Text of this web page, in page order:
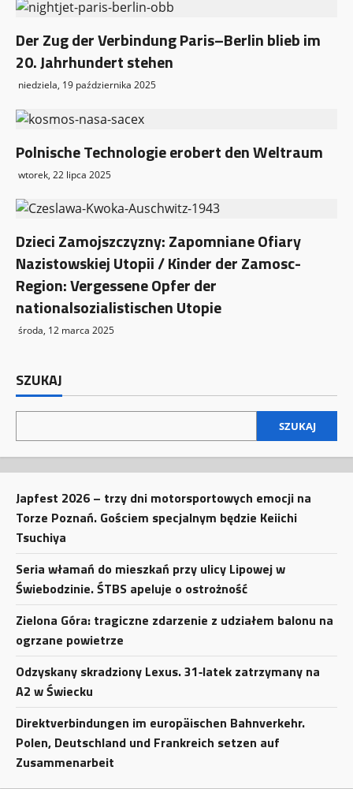
Der Zug der Verbindung Paris–Berlin blieb im
20. Jahrhundert stehen
niedziela, 19 października 2025
Polnische Technologie erobert den Weltraum
wtorek, 22 lipca 2025
Dzieci Zamojszczyzny: Zapomniane Ofiary
Nazistowskiej Utopii / Kinder der Zamosc-
Region: Vergessene Opfer der
nationalsozialistischen Utopie
środa, 12 marca 2025
SZUKAJ
SZUKAJ
Japfest 2026 – trzy dni motorsportowych emocji na
Torze Poznań. Gościem specjalnym będzie Keiichi
Tsuchiya
Seria włamań do mieszkań przy ulicy Lipowej w
Świebodzinie. ŚTBS apeluje o ostrożność
Zielona Góra: tragiczne zdarzenie z udziałem balonu na
ogrzane powietrze
Odzyskany skradziony Lexus. 31‑latek zatrzymany na
A2 w Świecku
Direktverbindungen im europäischen Bahnverkehr.
Polen, Deutschland und Frankreich setzen auf
Zusammenarbeit